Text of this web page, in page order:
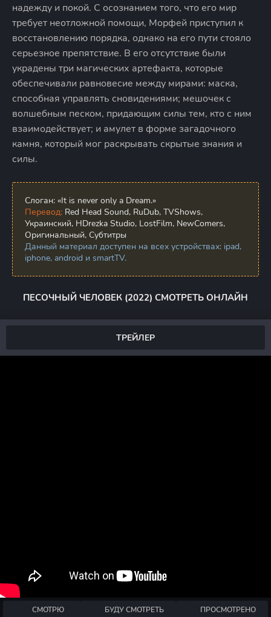
надежду и покой. С осознанием того, что его мир
требует неотложной помощи, Морфей приступил к
восстановлению порядка, однако на его пути стояло
серьезное препятствие. В его отсутствие были
украдены три магических артефакта, которые
обеспечивали равновесие между мирами: маска,
способная управлять сновидениями; мешочек с
волшебным песком, придающим силы тем, кто с ним
взаимодействует; и амулет в форме загадочного
камня, который мог раскрывать скрытые знания и
силы.
Слоган: «It is never only a Dream.»
Перевод: Red Head Sound, RuDub, TVShows,
Украинский, HDrezka Studio, LostFilm, NewComers,
Оригинальный, Субтитры
Данный материал доступен на всех устройствах: ipad,
iphone, android и smartTV.
ПЕСОЧНЫЙ ЧЕЛОВЕК (2022) СМОТРЕТЬ ОНЛАЙН
ТРЕЙЛЕР
СМОТРЮ БУДУ СМОТРЕТЬ ПРОСМОТРЕНО